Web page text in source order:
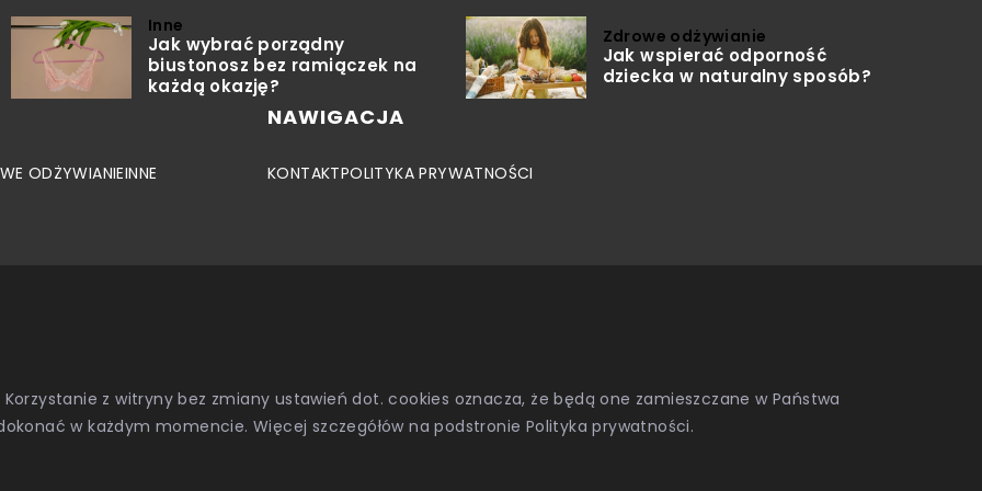
Inne
Jak wybrać porządny
biustonosz bez ramiączek na
każdą okazję?
Zdrowe odżywianie
Jak wspierać odporność
dziecka w naturalny sposób?
ODŻYWIANIEINNE
NAWIGACJA
KONTAKTPOLITYKA PRYWATNOŚCI
z witryny bez zmiany ustawień dot. cookies oznacza, że będą one zamieszczane w Państwa
w każdym momencie. Więcej szczegółów na podstronie Polityka prywatności.